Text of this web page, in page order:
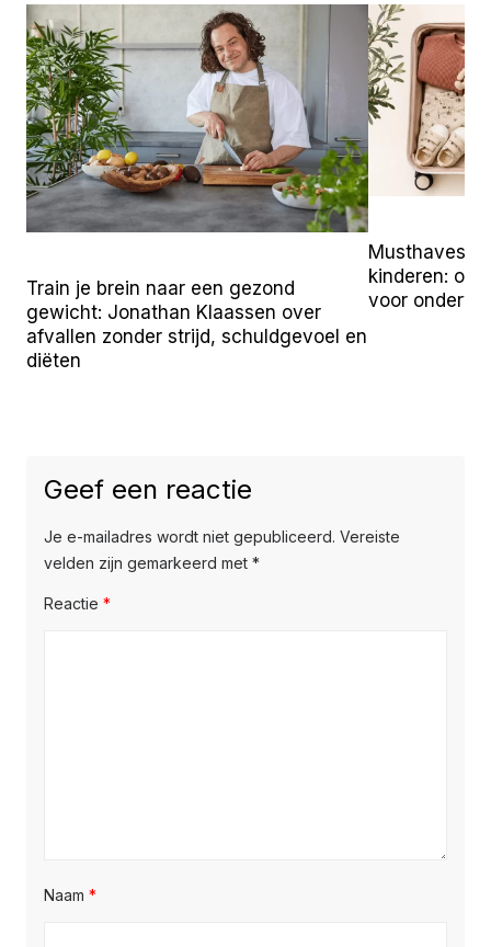
Train je brein naar een gezond
gewicht: Jonathan Klaassen over
afvallen zonder strijd, schuldgevoel en
diëten
Musthaves
kinderen:
voor
Geef een reactie
Je e-mailadres wordt niet gepubliceerd. Vereiste
velden zijn gemarkeerd met *
Reactie *
Naam *